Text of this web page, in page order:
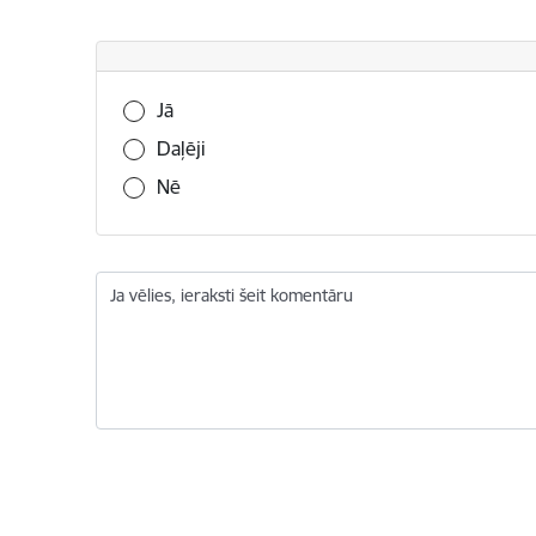
Vai šī informācija bija noderīga?
Jā
Daļēji
Nē
Ja vēlies, ieraksti šeit komentāru